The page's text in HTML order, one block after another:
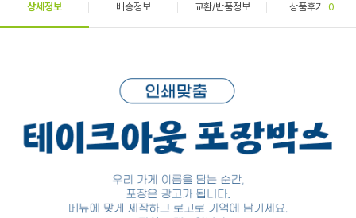
상세정보 배송정보 교환/반품정보 상품후기 0